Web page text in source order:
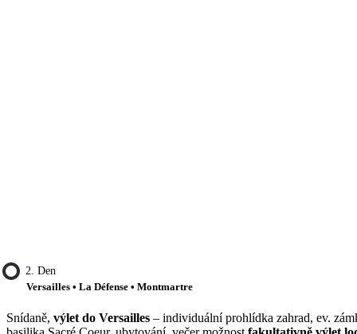
2. Den
Versailles • La Défense • Montmartre
Snídaně, výlet do Versailles – individuální prohlídka zahrad, ev.